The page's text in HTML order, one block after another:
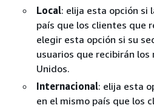
Local: elija esta opción si
país que los clientes que
elegir esta opción si su
usuarios que recibirán
Unidos.
Internacional: elija esta
en el mismo país que los